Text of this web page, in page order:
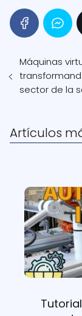
Máquinas
sector de la
Artículos